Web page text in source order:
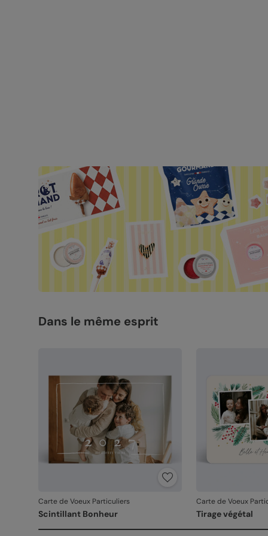
Dans le même esprit
Carte de Voeux Particuliers
Scintillant Bonheur
Carte de Voeux
Tirage végétal